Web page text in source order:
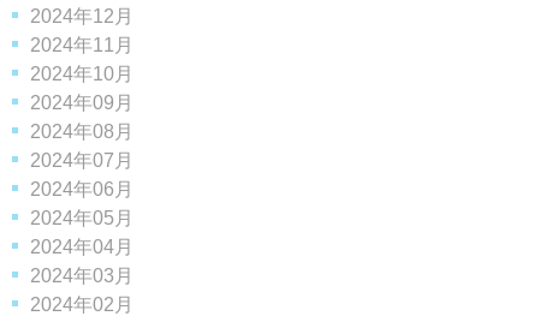
2024年12月
2024年11月
2024年10月
2024年09月
2024年08月
2024年07月
2024年06月
2024年05月
2024年04月
2024年03月
2024年02月